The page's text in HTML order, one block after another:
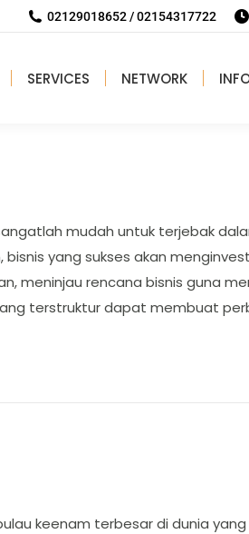
02129018652 / 02154317722
SERVICES NETWORK
mudah untuk terjebak
yang sukses akan
meninjau rencana bisnis guna
terstruktur dapat membuat
keenam terbesar di dunia